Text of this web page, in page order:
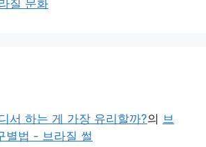
질 문화
서 하는 게 가장 유리할까?의 브
별법 - 브라질 썰